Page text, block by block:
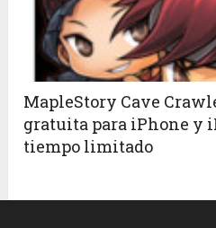
MapleStory Cave
gratuita para iPhone y
tiempo limitado